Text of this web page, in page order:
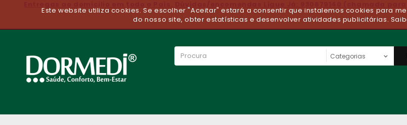
Este website utiliza cookies. Se escolher "Aceitar" estará a consentir que instalemos cookies para
do nosso site, obter estatísticas e desenvolver atividades publicitárias.